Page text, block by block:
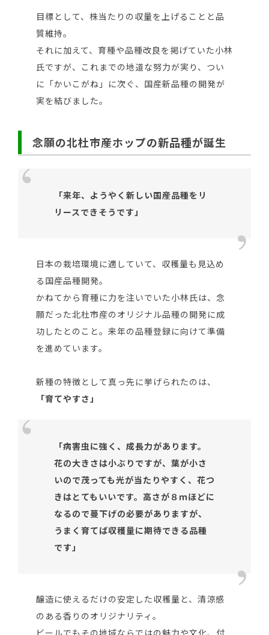
目標として、株当たりの収量を上げることと品
質維持。
それに加えて、育種や品種改良を掲げていた小林
氏ですが、これまでの地道な努力が実り、つい
に「かいこがね」に次ぐ、国産新品種の開発が
実を結びました。
念願の北杜市産ホップの新品種が誕生
「来年、ようやく新しい国産品種をリ
リースできそうです」
日本の栽培環境に適していて、収穫量も見込め
る国産品種開発。
かねてから育種に力を注いでいた小林氏は、念
願だった北杜市産のオリジナル品種の開発に成
功したとのこと。来年の品種登録に向けて準備
を進めています。
新種の特徴として真っ先に挙げられたのは、
「育てやすさ」
「病害虫に強く、成長力があります。
花の大きさは小ぶりですが、葉が小さ
いので茂っても光が当たりやすく、花つ
きはとてもいいです。高さが８ｍほどに
なるので蔓下げの必要がありますが、
うまく育てば収穫量に期待できる品種
です」
醸造に使えるだけの安定した収穫量と、清涼感
のある香りのオリジナリティ。
ビールでもその地域ならではの魅力や文化、付